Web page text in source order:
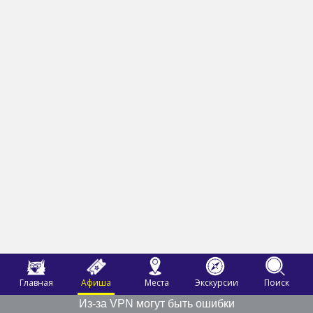
Главная Афиша Места Экскурсии
Поиск
Из-за VPN могут быть ошибки